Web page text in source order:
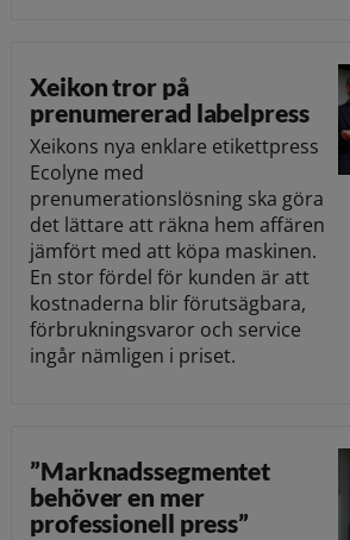
Xeikon tror på
prenumererad labelpress
Xeikons nya enklare etikettpress
Ecolyne med
prenumerationslösning ska göra
det lättare att räkna hem affären
jämfört med att köpa maskinen.
En stor fördel för kunden är att
kostnaderna blir förutsägbara,
förbrukningsvaror och service
ingår nämligen i priset.
”Marknadssegmentet
behöver en mer
professionell press”